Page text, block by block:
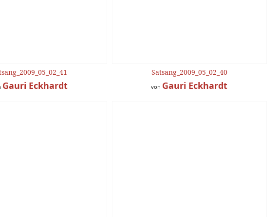
Gauri Eckhardt
Satsang_2009_05_02_40
von Gauri Eckhardt